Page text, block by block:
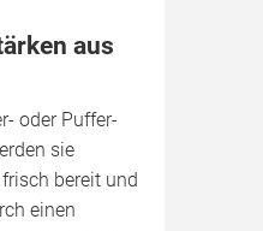
aus
oder Puffer­
sie
bereit und
einen